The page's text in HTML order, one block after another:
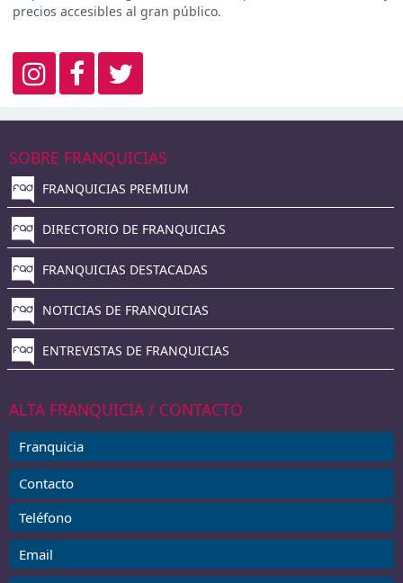
precios accesibles al gran público.
SOBRE FRANQUICIAS
FRANQUICIAS PREMIUM
DIRECTORIO DE FRANQUICIAS
FRANQUICIAS DESTACADAS
NOTICIAS DE FRANQUICIAS
ENTREVISTAS DE FRANQUICIAS
ALTA FRANQUICIA / CONTACTO